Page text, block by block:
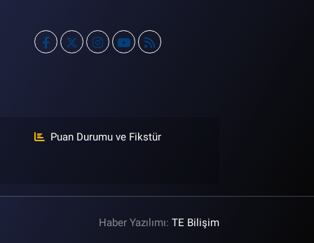
Puan Durumu ve Fikstür
Haber Yazılımı:TE Bilişim